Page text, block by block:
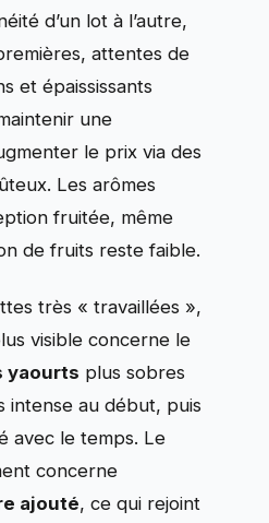
d’un lot à l’autre,
attentes de
et épaississants
une
le prix via des
Les arômes
fruitée, même
de fruits reste faible.
très « travaillées »,
visible concerne le
yaourts plus sobres
intense au début, puis
avec le temps. Le
concerne
ajouté, ce qui rejoint